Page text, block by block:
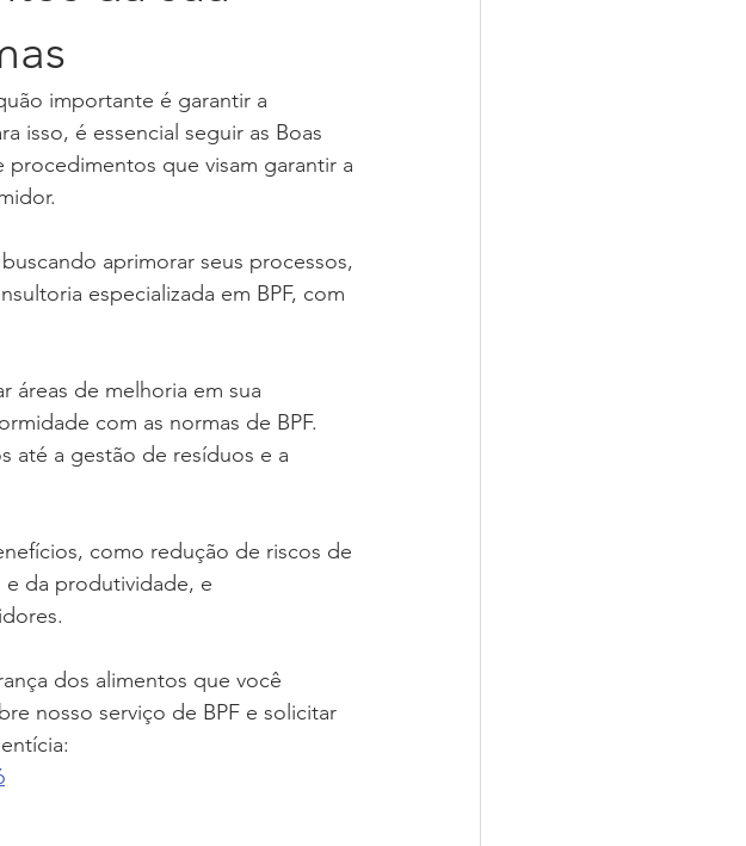
importante é garantir a
isso, é essencial seguir as Boas
procedimentos que visam garantir a
aprimorar seus processos,
especializada em BPF, com
áreas de melhoria em sua
com as normas de BPF.
até a gestão de resíduos e a
como redução de riscos de
da produtividade, e
dos alimentos que você
nosso serviço de BPF e solicitar